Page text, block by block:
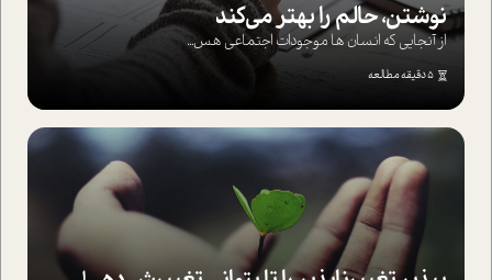
نوشتن، حالم را بهتر می‌کند
از آنجایی که انسان ها موجودات اجتماعی هس...
5 دقیقه مطالعه